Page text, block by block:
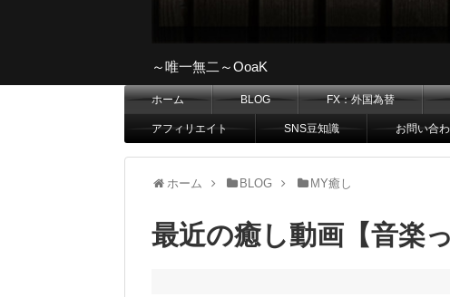
～唯一無二～OoaK
ホーム BLOG FX：外国為替
アフィリエイト SNS豆知識 お問い合
ホーム BLOG MY癒し
最近の癒し動画【音楽